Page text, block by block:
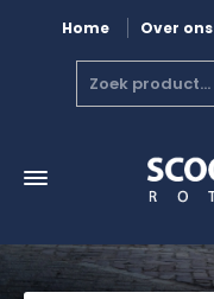
Home Over ons